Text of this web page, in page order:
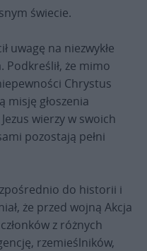
świecie.
uwagę na niezwykłe
Podkreślił, że mimo
Chrystus
misję głoszenia
wierzy w swoich
pozostają pełni
do historii i
że przed wojną Akcja
z różnych
rzemieślników,